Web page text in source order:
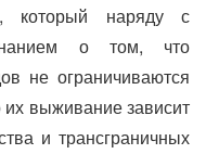
который наряду с
о том, что
не ограничиваются
их выживание зависит
и трансграничных